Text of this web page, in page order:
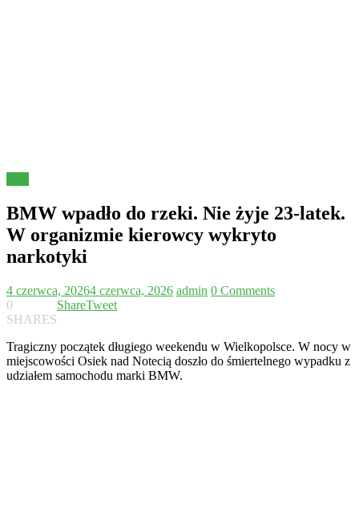
BMW wpadło do rzeki. Nie żyje 23-latek.
W organizmie kierowcy wykryto
narkotyki
4 czerwca, 20264 czerwca, 2026 admin 0 Comments
0
SHARES
ShareTweet
Tragiczny początek długiego weekendu w Wielkopolsce. W nocy w
miejscowości Osiek nad Notecią doszło do śmiertelnego wypadku z
udziałem samochodu marki BMW.